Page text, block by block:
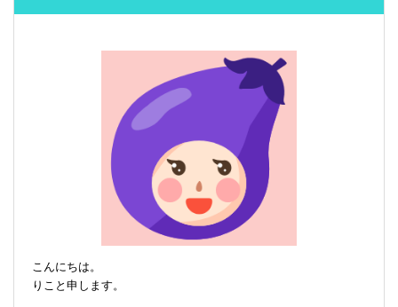
こんにちは。
りこと申します。